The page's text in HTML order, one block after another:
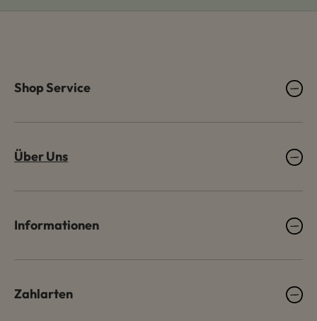
Shop Service
Über Uns
Informationen
Zahlarten